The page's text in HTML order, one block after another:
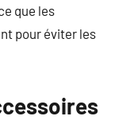
que les
pour éviter les